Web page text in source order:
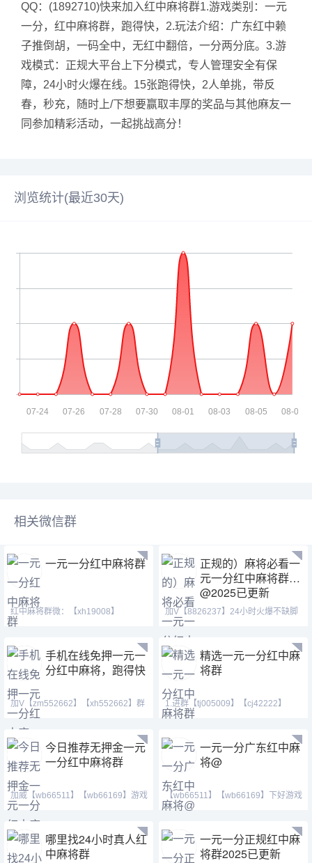
QQ：(1892710)快来加入红中麻将群1.游戏类别：一元
一分，红中麻将群，跑得快，2.玩法介绍：广东红中赖
子推倒胡，一码全中，无红中翻倍，一分两分底。3.游
戏模式：正规大平台上下分模式，专人管理安全有保
障，24小时火爆在线。15张跑得快，2人单挑，带反
春，秒充，随时上/下想要赢取丰厚的奖品与其他麻友一
同参加精彩活动，一起挑战高分！
浏览统计(最近30天)
相关微信群
一元一分红中麻将群
红中麻将群微：【xh19008】
【xh29008】【tj19008】QQ：(18
正规的）麻将必看一
元一分红中麻将群
@2025已更新
加V【8826237】24小时火爆不缺脚
ios签约正规APP 群内
手机在线免押一元一
分红中麻将，跑得快
加V【zm552662】【xh552662】群
主QQ:1438079643,红中
精选一元一分红中麻
将群
1.进群【tj005009】【cj42222】
【tj182222】QQ(37114
今日推荐无押金一元
一分红中麻将群
加威【wb66511】【wb66169】游戏
类型：单挑，多人，亲友圈模
一元一分广东红中麻
将@
【wb66511】【wb66169】下好游戏
我拉你进麻将群，爆炸码
哪里找24小时真人红
中麻将群
一元一分正规红中麻
将群2025已更新